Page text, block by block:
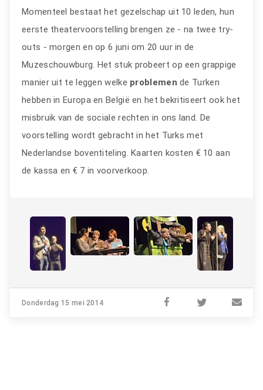
Momenteel bestaat het gezelschap uit 10 leden, hun
eerste theatervoorstelling brengen ze - na twee try-
outs - morgen en op 6 juni om 20 uur in de
Muzeschouwburg. Het stuk probeert op een grappige
manier uit te leggen welke problemende Turken
hebben in Europa en België en het bekritiseert ook het
misbruik van de sociale rechten in ons land. De
voorstelling wordt gebracht in het Turks met
Nederlandse boventiteling. Kaarten kosten € 10 aan
de kassa en € 7 in voorverkoop.
Donderdag 15 mei 2014